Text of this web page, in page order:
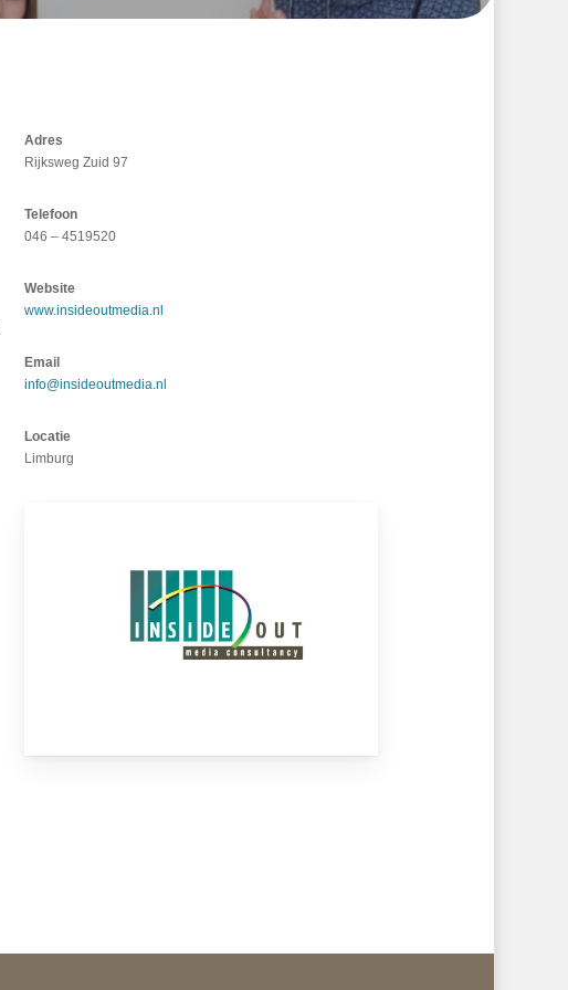
Adres
Rijksweg Zuid 97
Telefoon
046 – 4519520
Website
www.insideoutmedia.nl
Email
info@insideoutmedia.nl
Locatie
Limburg